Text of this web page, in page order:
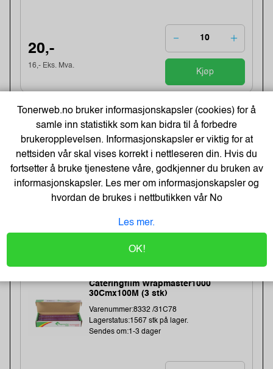
20,-
16,- Eks. Mva.
Kjøp
-48%
Kopipapir Nøytralt A4 80G (500 ark) -
Bestselger!
Varenummer:329900 /
Lagerstatus:60 stk på lager.
Sendes om:0-2 dager
Cateringfilm Wrapmaster1000
30Cmx100M (3 stk)
Varenummer:8332 /31C78
Lagerstatus:1567 stk på lager.
Sendes om:1-3 dager
Tonerweb.no bruker informasjonskapsler (cookies) for å
samle inn statistikk som kan bidra til å forbedre
brukeropplevelsen. Informasjonskapsler er viktig for at
nettsiden vår skal vises korrekt i nettleseren din. Hvis du
fortsetter å bruke tjenestene våre, godkjenner du bruken av
informasjonskapsler. Les mer om informasjonskapsler og
hvordan de brukes i nettbutikken vårNo
Les mer.
OK!